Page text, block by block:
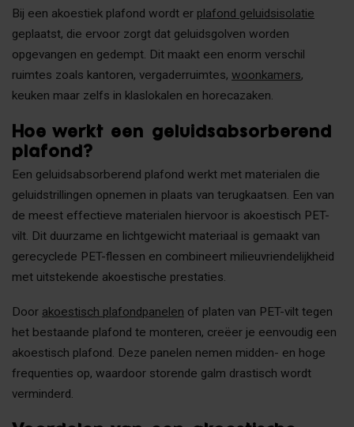
Bij een akoestiek plafond wordt er plafond geluidsisolatie
geplaatst, die ervoor zorgt dat geluidsgolven worden
opgevangen en gedempt. Dit maakt een enorm verschil
ruimtes zoals kantoren, vergaderruimtes, woonkamers,
keuken maar zelfs in klaslokalen en horecazaken.
Hoe werkt een geluidsabsorberend
plafond?
Een geluidsabsorberend plafond werkt met materialen die
geluidstrillingen opnemen in plaats van terugkaatsen. Een van
de meest effectieve materialen hiervoor is akoestisch PET-
vilt. Dit duurzame en lichtgewicht materiaal is gemaakt van
gerecyclede PET-flessen en combineert milieuvriendelijkheid
met uitstekende akoestische prestaties.
Door akoestisch plafondpanelen of platen van PET-vilt tegen
het bestaande plafond te monteren, creëer je eenvoudig een
akoestisch plafond. Deze panelen nemen midden- en hoge
frequenties op, waardoor storende galm drastisch wordt
verminderd.